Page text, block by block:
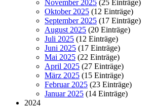
November 2025 (25 Einträge)
Oktober 2025 (12 Einträge)
September 2025 (17 Einträge)
August 2025 (20 Einträge)
Juli 2025 (12 Einträge)
Juni 2025 (17 Einträge)
Mai 2025 (22 Einträge)
April 2025 (27 Einträge)
März 2025 (15 Einträge)
Februar 2025 (23 Einträge)
Januar 2025 (14 Einträge)
2024